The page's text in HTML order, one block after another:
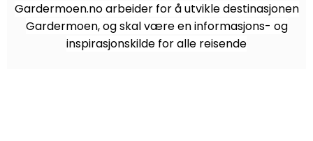
Gardermoen.no arbeider for å utvikle destinasjonen
Gardermoen, og skal være en informasjons- og
inspirasjonskilde for alle reisende